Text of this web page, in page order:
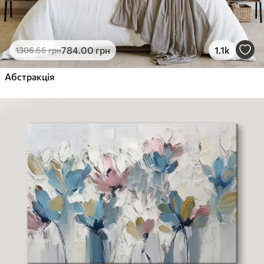
1306.66грн784.00грн 1.1k
Абстракція